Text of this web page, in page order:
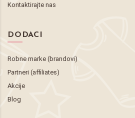
Kontaktirajte nas
DODACI
Robne marke (brandovi)
Partneri (affiliates)
Akcije
Blog